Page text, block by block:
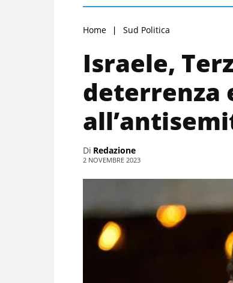
Home Sud Politica
Israele,
deterrenza
Di Redazione
2 NOVEMBRE 2023